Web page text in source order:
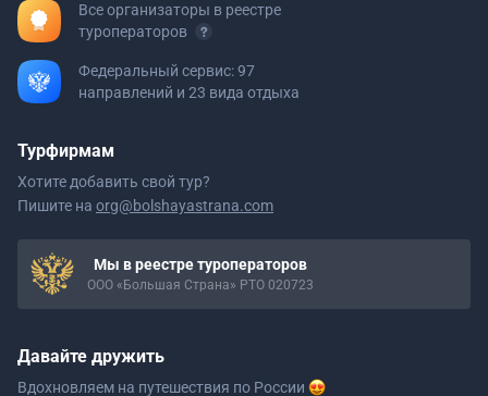
Все организаторы в реестре
туроператоров
Федеральный сервис: 97
направлений и 23 вида отдыха
Турфирмам
Хотите добавить свой тур?
Пишите на org@bolshayastrana.com
Мы в реестре туроператоров
ООО «Большая Страна» РТО 020723
Давайте дружить
Вдохновляем на путешествия по России